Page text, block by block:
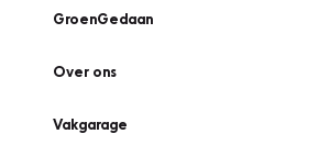
GroenGedaan
Over ons
Vakgarage